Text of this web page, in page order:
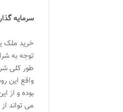
سرمایه
خرید ملک
توجه به
واقع این
می تواند